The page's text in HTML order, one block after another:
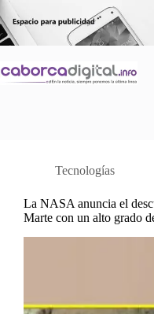
Saltar
al
contenido
Tecnologías
La NASA anuncia el
Marte con un alto grado